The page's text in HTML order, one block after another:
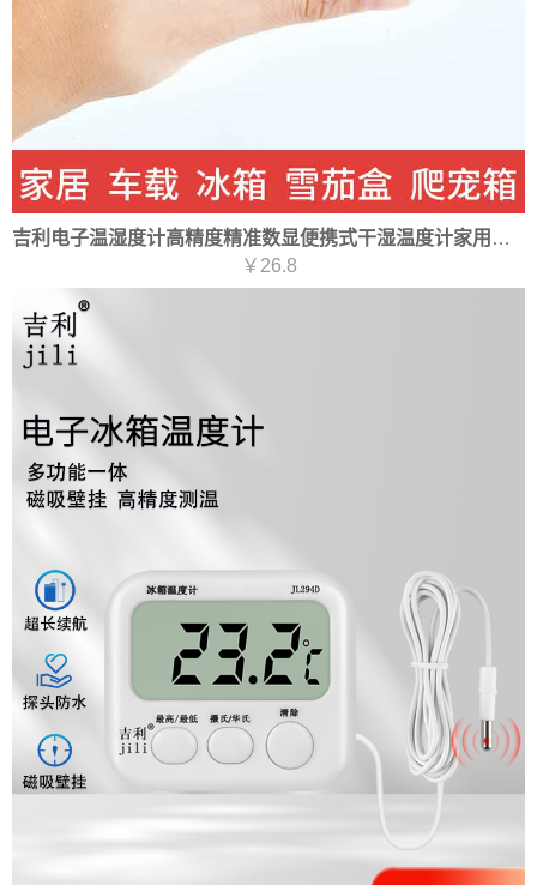
吉利电子温湿度计高精度精准数显便携式干湿温度计家用室内婴儿房爬虫箱
￥26.8